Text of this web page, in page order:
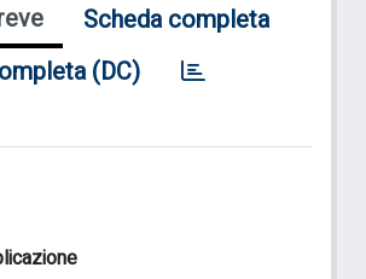
Scheda completa
(DC)